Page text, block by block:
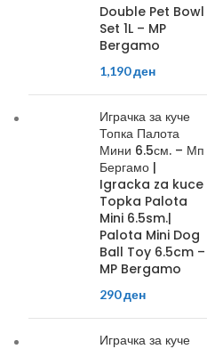
Double Pet Bowl
Set 1L – MP
Bergamo
1,190ден
Играчка за куче
Топка Палота
Мини 6.5см. – Мп
Бергамо |
Igracka za kuce
Topka Palota
Mini 6.5sm.|
Palota Mini Dog
Ball Toy 6.5cm –
MP Bergamo
290ден
Играчка за куче